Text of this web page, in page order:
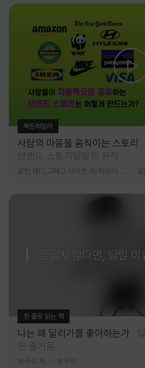
북트레일러
사람의 마음을 움직이는 스토리
브랜드 스토리텔링의 원칙
알
즐겁지 않다면, 달릴 이
한 줄로 읽는 책
나는 왜 달리기를 좋아하는가
은 즐거움
방구석 저 방구석